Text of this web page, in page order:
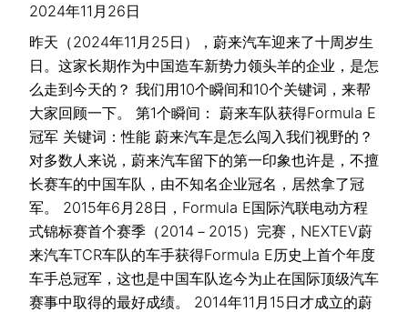
2024年11月26日
昨天（2024年11月25日），蔚来汽车迎来了十周岁生
日。这家长期作为中国造车新势力领头羊的企业，是怎
么走到今天的？ 我们用10个瞬间和10个关键词，来帮
大家回顾一下。 第1个瞬间： 蔚来车队获得Formula E
冠军 关键词：性能 蔚来汽车是怎么闯入我们视野的？
对多数人来说，蔚来汽车留下的第一印象也许是，不擅
长赛车的中国车队，由不知名企业冠名，居然拿了冠
军。 2015年6月28日，Formula E国际汽联电动方程
式锦标赛首个赛季（2014－2015）完赛，NEXTEV蔚
来汽车TCR车队的车手获得Formula E历史上首个年度
车手总冠军，这也是中国车队迄今为止在国际顶级汽车
赛事中取得的最好成绩。 2014年11月15日才成立的蔚